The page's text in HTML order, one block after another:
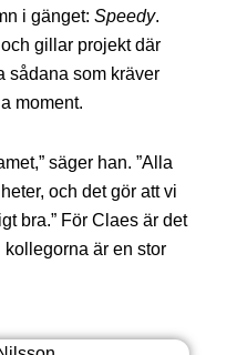
i gänget:Speedy.
gillar projekt där
sådana som kräver
moment.
säger han. ”Alla
och det gör att vi
bra.” För Claes är det
är en stor